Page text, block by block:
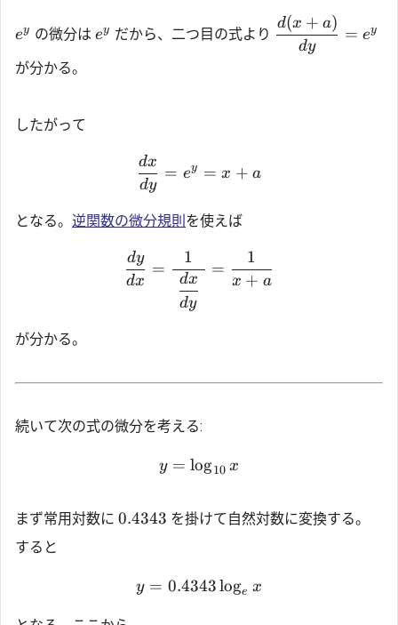
ey の微分は ey だから、二つ目の式より
dy
d(x + a)
= ey
が分かる。
したがって
dy
dx
= ey = x + a
となる。 逆関数の微分規則 を使えば
dx
dy
=
dy
dx
1
=
x + a
1
が分かる。
続いて次の式の微分を考える:
y = log10 x
まず常用対数に 0.4343 を掛けて自然対数に変換する。
すると
y = 0.4343loge x